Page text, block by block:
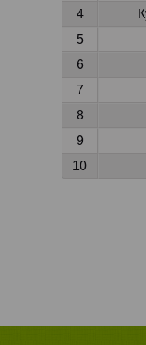
4
5
6
7
8
9
10